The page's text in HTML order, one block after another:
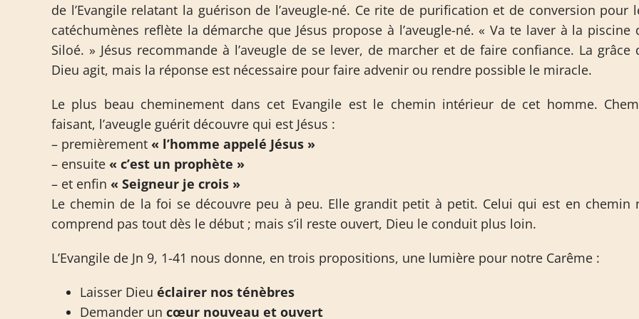
de l’Evangile relatant la guérison de l’aveugle-né. Ce rite de purification et de conversion pour
catéchumènes reflète la démarche que Jésus propose à l’aveugle-né. « Va te laver à la piscine
Siloé. » Jésus recommande à l’aveugle de se lever, de marcher et de faire confiance. La grâce
Dieu agit, mais la réponse est nécessaire pour faire advenir ou rendre possible le miracle.
Le plus beau cheminement dans cet Evangile est le chemin intérieur de cet homme.
faisant, l’aveugle guérit découvre qui est Jésus :
– premièrement « l’homme appelé Jésus »
– ensuite « c’est un prophète »
– et enfin « Seigneur je crois »
Le chemin de la foi se découvre peu à peu. Elle grandit petit à petit. Celui qui est en chemin
comprend pas tout dès le début ; mais s’il reste ouvert, Dieu le conduit plus loin.
L’Evangile de Jn 9, 1-41 nous donne, en trois propositions, une lumière pour notre Carême :
Laisser Dieu éclairer nos ténèbres
Demander un cœur nouveau et ouvert